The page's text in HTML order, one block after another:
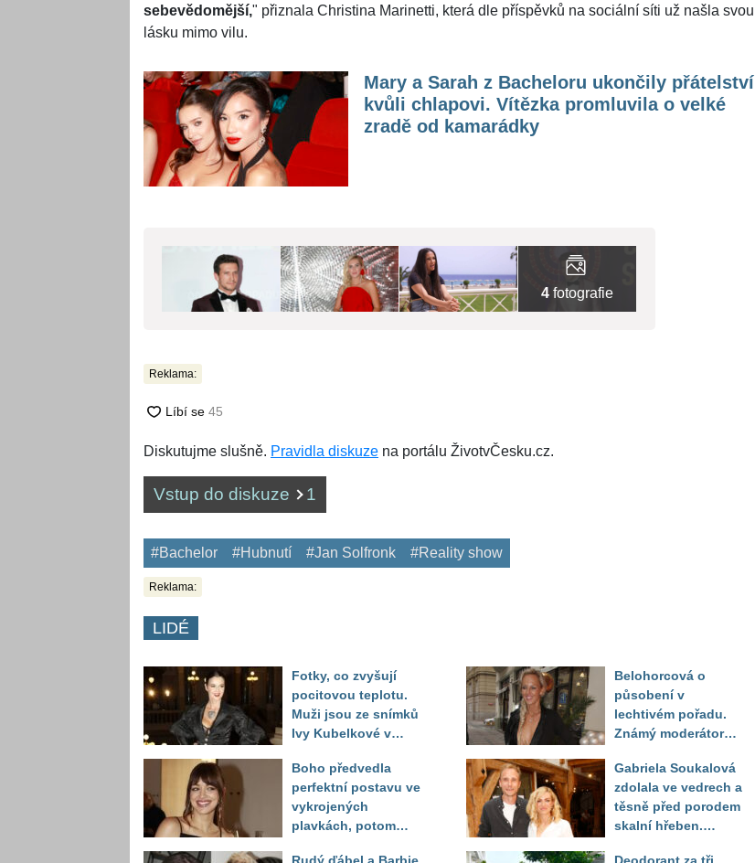
sebevědomější," přiznala Christina Marinetti, která dle příspěvků na sociální síti už našla svou
lásku mimo vilu.
Mary a Sarah z Bacheloru ukončily přátelství
kvůli chlapovi. Vítězka promluvila o velké
zradě od kamarádky
4 fotografie
Reklama:
Diskutujme slušně. Pravidla diskuze na portálu ŽivotvČesku.cz.
Vstup do diskuze 1
#Bachelor #Hubnutí #Jan Solfronk #Reality show
Reklama:
LIDÉ
Fotky, co zvyšují
pocitovou teplotu.
Muži jsou ze snímků
Ivy Kubelkové v
Boho předvedla
perfektní postavu ve
vykrojených
plavkách, potom
Belohorcová o
působení v
lechtivém pořadu.
Známý moderátor
sledoval pod dekou
Gabriela Soukalová
zdolala ve vedrech a
těsně před porodem
skalní hřeben.